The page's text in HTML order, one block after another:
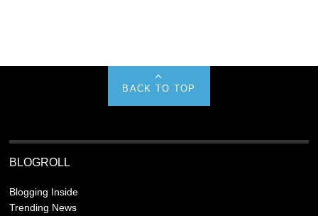
BACK TO TOP
BLOGROLL
Blogging Inside
Trending News